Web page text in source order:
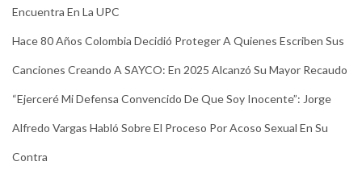
Encuentra En La UPC
Hace 80 Años Colombia Decidió Proteger A Quienes Escriben Sus
Canciones Creando A SAYCO: En 2025 Alcanzó Su Mayor Recaudo
“Ejerceré Mi Defensa Convencido De Que Soy Inocente”: Jorge
Alfredo Vargas Habló Sobre El Proceso Por Acoso Sexual En Su
Contra